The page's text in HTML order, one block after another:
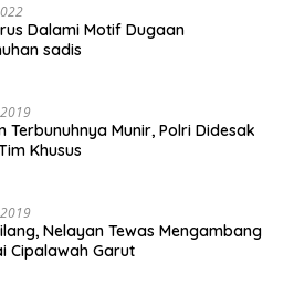
Dalami Motif Dugaan
sadis
Terbunuhnya Munir, Polri Didesak
Khusus
Nelayan Tewas Mengambang
Cipalawah Garut